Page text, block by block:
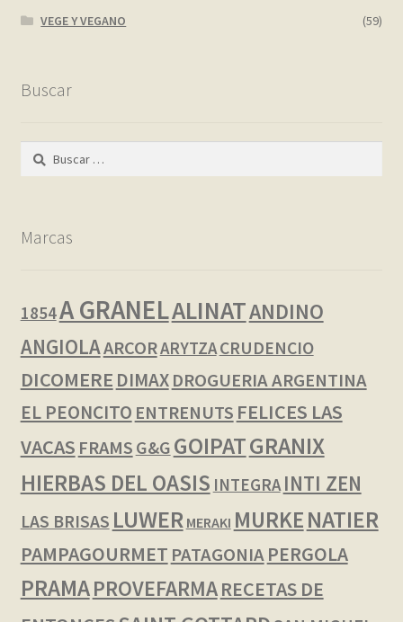
VEGE Y VEGANO
(59)
Buscar
Buscar:
Marcas
1854A GRANELALINATANDINO
ANGIOLAARCORARYTZACRUDENCIO
DICOMERE DIMAX DROGUERIA ARGENTINA
EL PEONCITO ENTRENUTS FELICES LAS
VACAS FRAMS G&G GOIPATGRANIX
HIERBAS DEL OASIS INTEGRA INTI ZEN
LAS BRISAS LUWER MERAKI MURKENATIER
PAMPAGOURMET PATAGONIA PERGOLA
PRAMAPROVEFARMARECETAS DE